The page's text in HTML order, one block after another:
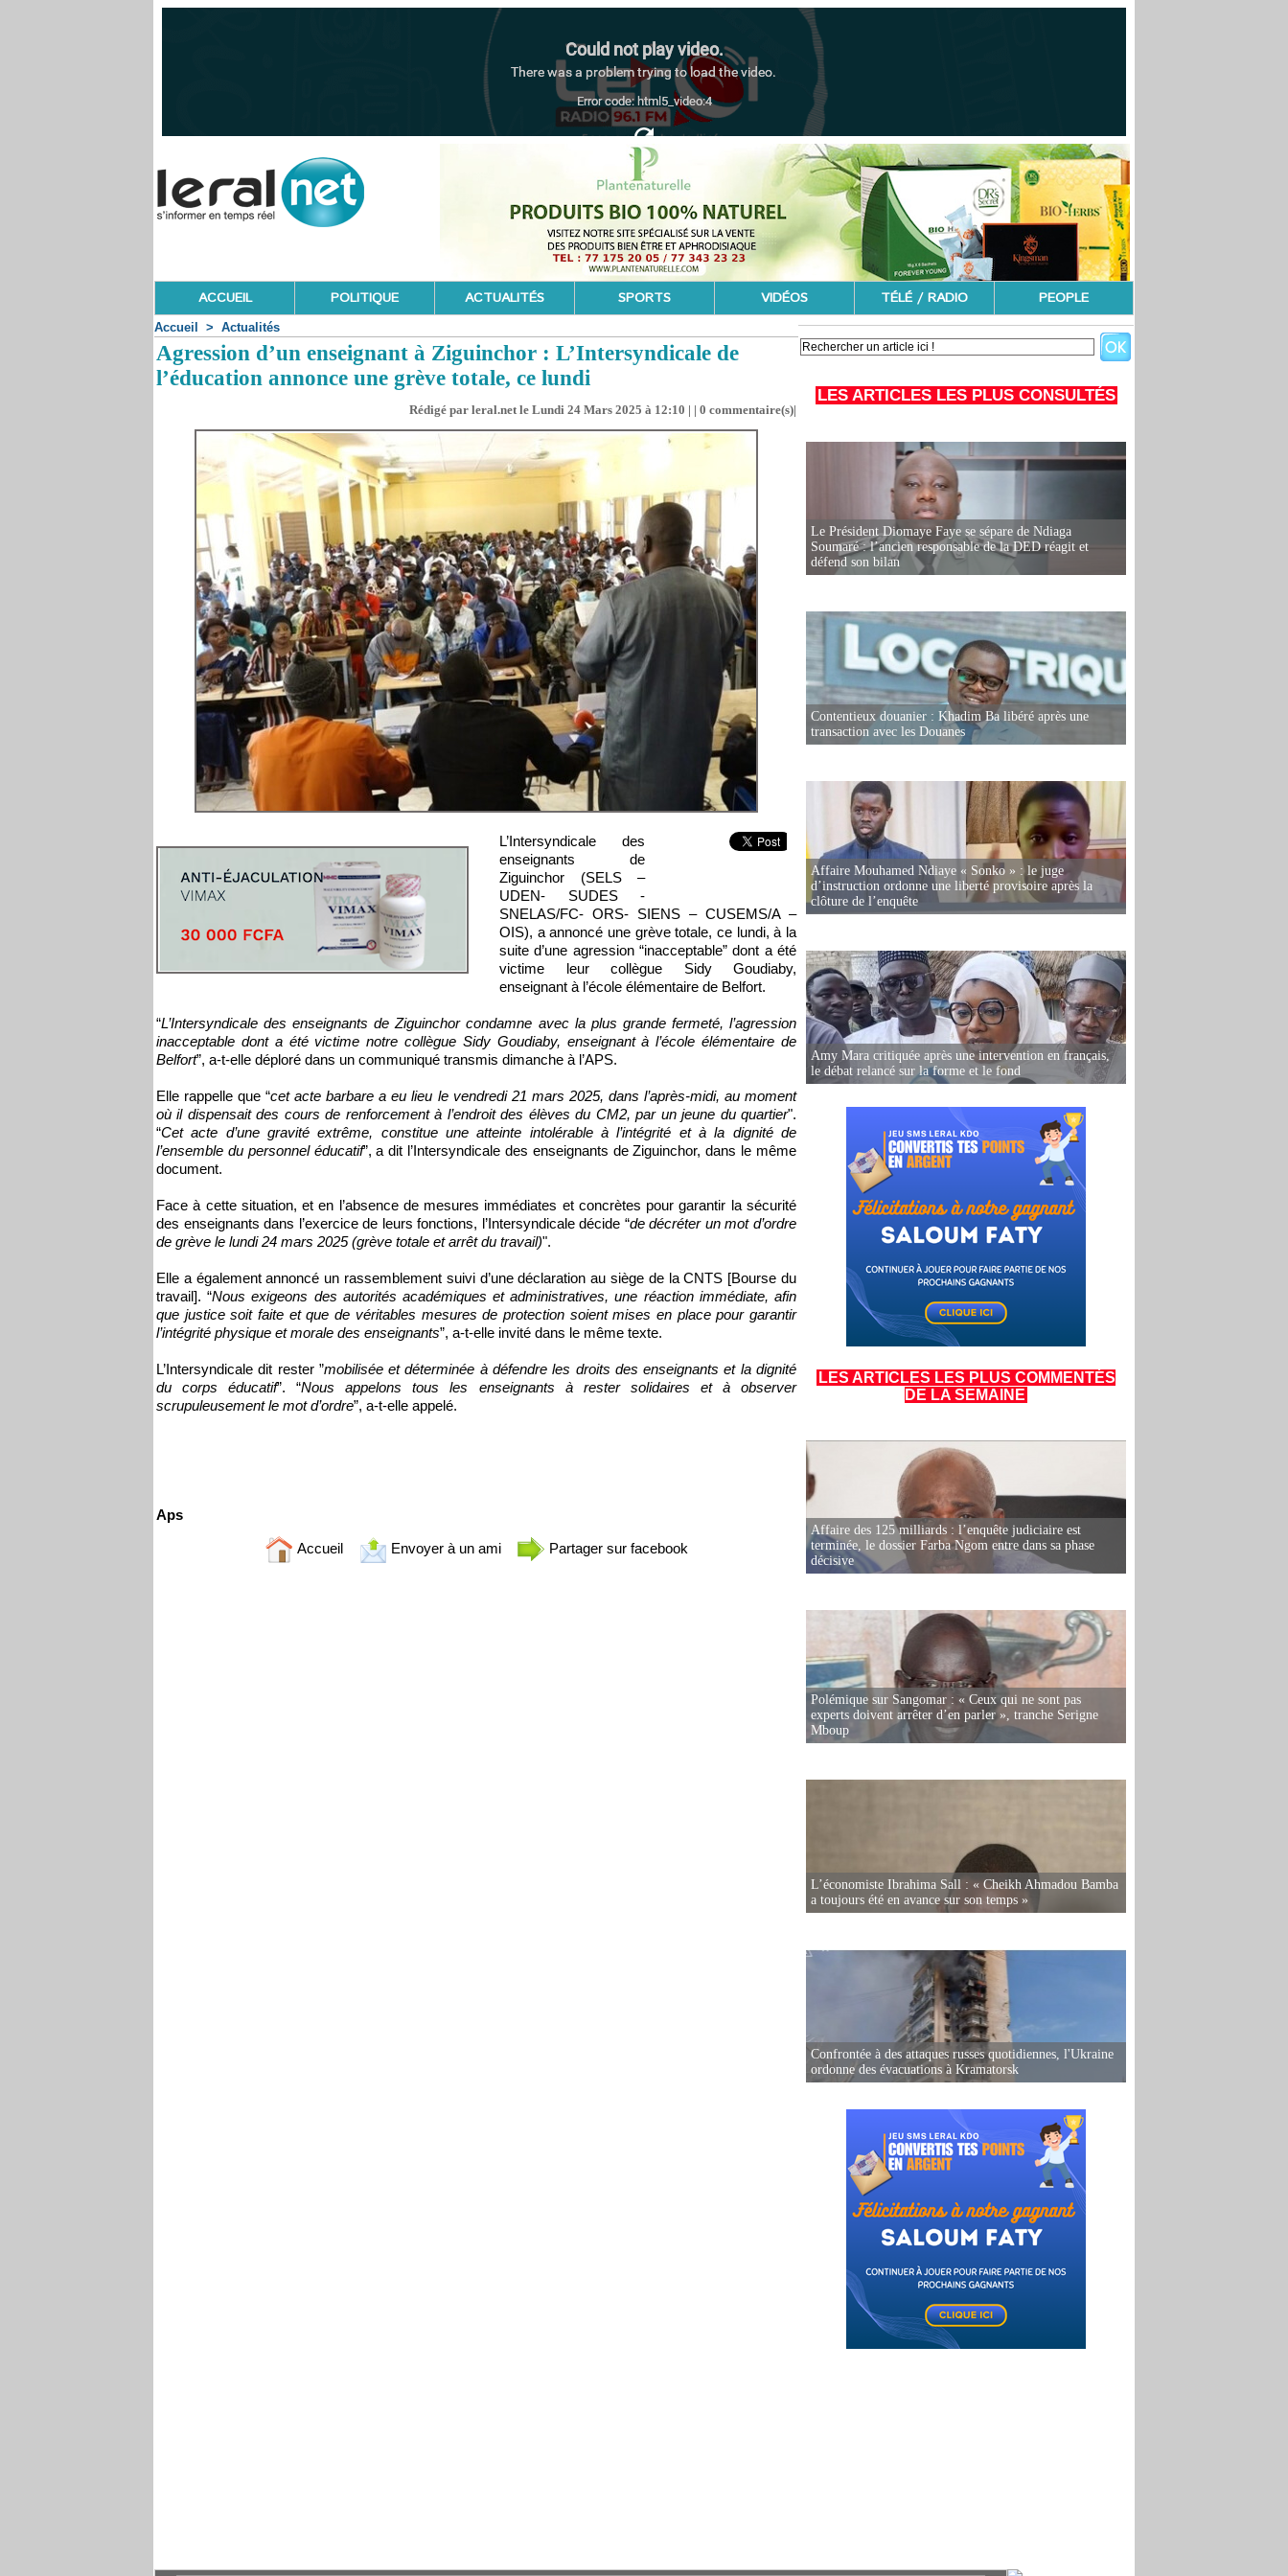
ACCUEIL POLITIQUE ACTUALITÉS SPORTS VIDÉOS TÉLÉ / RADIO PEOPLE
Accueil > Actualités
Agression d’un enseignant à Ziguinchor : L’Intersyndicale de
l’éducation annonce une grève totale, ce lundi
Rédigé par leral.net le Lundi 24 Mars 2025 à 12:10 | | 0 commentaire(s)|
L’Intersyndicale des
enseignants de
Ziguinchor (SELS –
UDEN- SUDES -
SNELAS/FC- ORS- SIENS – CUSEMS/A –
OIS), a annoncé une grève totale, ce lundi, à la
suite d’une agression “inacceptable” dont a été
victime leur collègue Sidy Goudiaby,
enseignant à l’école élémentaire de Belfort.
“L’Intersyndicale des enseignants de Ziguinchor condamne avec la plus grande fermeté, l’agression
inacceptable dont a été victime notre collègue Sidy Goudiaby, enseignant à l’école élémentaire de
Belfort”, a-t-elle déploré dans un communiqué transmis dimanche à l’APS.
Elle rappelle que “cet acte barbare a eu lieu le vendredi 21 mars 2025, dans l’après-midi, au moment
où il dispensait des cours de renforcement à l’endroit des élèves du CM2, par un jeune du quartier".
“Cet acte d’une gravité extrême, constitue une atteinte intolérable à l’intégrité et à la dignité de
l’ensemble du personnel éducatif”, a dit l’Intersyndicale des enseignants de Ziguinchor, dans le même
document.
Face à cette situation, et en l’absence de mesures immédiates et concrètes pour garantir la sécurité
des enseignants dans l’exercice de leurs fonctions, l’Intersyndicale décide “de décréter un mot d’ordre
de grève le lundi 24 mars 2025 (grève totale et arrêt du travail)".
Elle a également annoncé un rassemblement suivi d’une déclaration au siège de la CNTS [Bourse du
travail]. “Nous exigeons des autorités académiques et administratives, une réaction immédiate, afin
que justice soit faite et que de véritables mesures de protection soient mises en place pour garantir
l’intégrité physique et morale des enseignants”, a-t-elle invité dans le même texte.
L’Intersyndicale dit rester ”mobilisée et déterminée à défendre les droits des enseignants et la dignité
du corps éducatif”. “Nous appelons tous les enseignants à rester solidaires et à observer
scrupuleusement le mot d’ordre”, a-t-elle appelé.
Aps
Accueil Envoyer à un ami Partager sur facebook
LES ARTICLES LES PLUS CONSULTÉS
Le Président Diomaye Faye se sépare de Ndiaga
Soumaré : l’ancien responsable de la DED réagit et
défend son bilan
Contentieux douanier : Khadim Ba libéré après une
transaction avec les Douanes
Affaire Mouhamed Ndiaye « Sonko » : le juge
d’instruction ordonne une liberté provisoire après la
clôture de l’enquête
Amy Mara critiquée après une intervention en français,
le débat relancé sur la forme et le fond
LES ARTICLES LES PLUS COMMENTÉS
DE LA SEMAINE
Affaire des 125 milliards : l’enquête judiciaire est
terminée, le dossier Farba Ngom entre dans sa phase
décisive
Polémique sur Sangomar : « Ceux qui ne sont pas
experts doivent arrêter d’en parler », tranche Serigne
Mboup
L’économiste Ibrahima Sall : « Cheikh Ahmadou Bamba
a toujours été en avance sur son temps »
Confrontée à des attaques russes quotidiennes, l'Ukraine
ordonne des évacuations à Kramatorsk